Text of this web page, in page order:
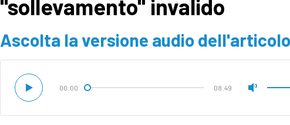
"sollevamento" invalido
Ascolta la versione audio dell'articolo
00:00 08:49